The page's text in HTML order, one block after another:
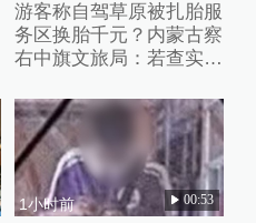
游客称自驾草原被扎胎服
务区换胎千元？内蒙古察
右中旗文旅局：若查实人
1小时前 00:53